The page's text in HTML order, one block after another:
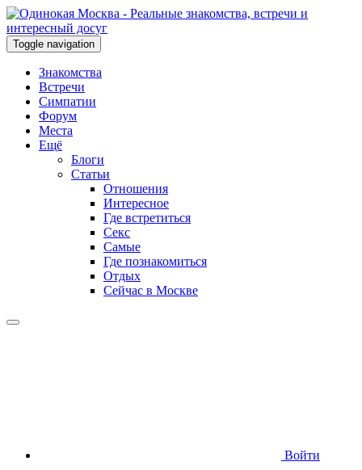
Toggle navigation
Знакомства
Встречи
Симпатии
Форум
Места
Ещё
Блоги
Статьи
Отношения
Интересное
Где встретиться
Секс
Самые
Где познакомиться
Отдых
Сейчас в Москве
Войти